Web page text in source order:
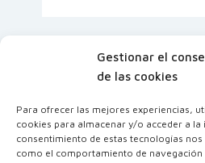
Gestionar el
de las cookies
Para ofrecer las mejores experiencias,
cookies para almacenar y/o acceder a
consentimiento de estas tecnologías
como el comportamiento de navegación